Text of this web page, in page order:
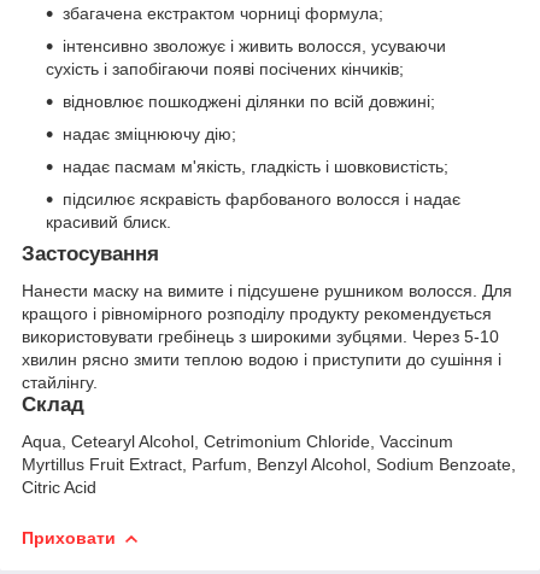
збагачена екстрактом чорниці формула;
інтенсивно зволожує і живить волосся, усуваючи
сухість і запобігаючи появі посічених кінчиків;
відновлює пошкоджені ділянки по всій довжині;
надає зміцнюючу дію;
надає пасмам м'якість, гладкість і шовковистість;
підсилює яскравість фарбованого волосся і надає
красивий блиск.
Застосування
Нанести маску на вимите і підсушене рушником волосся. Для
кращого і рівномірного розподілу продукту рекомендується
використовувати гребінець з широкими зубцями. Через 5-10
хвилин рясно змити теплою водою і приступити до сушіння і
стайлінгу.
Склад
Aqua, Cetearyl Alcohol, Cetrimonium Chloride, Vaccinum
Myrtillus Fruit Extract, Parfum, Benzyl Alcohol, Sodium Benzoate,
Citric Acid
Приховати